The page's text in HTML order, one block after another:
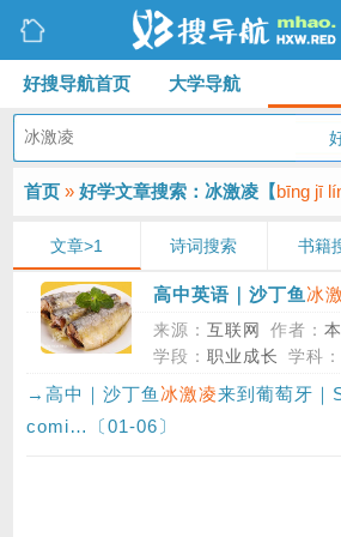
好搜导航首页 大学导航
首页 » 好学文章搜索：冰激凌【bīng jī
文章>1 诗词搜索 书籍
高中英语｜沙丁鱼 冰
Sardine ice cream
来源： 互联网 作者：
学段： 职业成长 学科：
→高中｜沙丁鱼 冰激凌来到葡萄牙
comi…〔01-06〕